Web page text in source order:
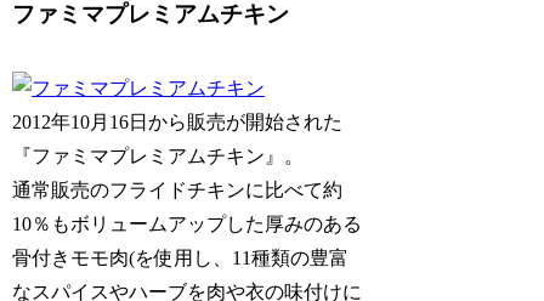
ファミマプレミアムチキン
2012年10月16日から販売が開始された
『ファミマプレミアムチキン』。
通常販売のフライドチキンに比べて約
10％もボリュームアップした厚みのある
骨付きモモ肉(を使用し、11種類の豊富
なスパイスやハーブを肉や衣の味付けに